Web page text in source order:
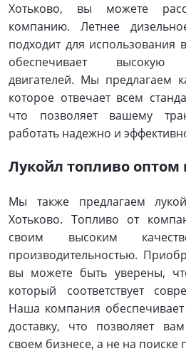
Хотьково, вы можете
компанию. Летнее
подходит для использования
обеспечивает высокую
двигателей. Мы предлагаем
которое отвечает всем
что позволяет вашему
работать надежно и
Лукойл топливо оптом
Мы также предлагаем
Хотьково. Топливо от
своим высоким
производительностью.
вы можете быть уверены,
который соответствует
Наша компания
доставку, что позволяет
своем бизнесе, а не на поиске